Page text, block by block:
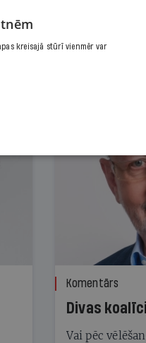
Komentārs
Divas
Vai pēc
kreisajā stūrī vienmēr var